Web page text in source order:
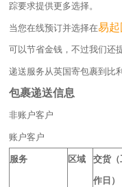
踪要求提供更多选择。
当您在线预订并选择在易起
可以节省金钱，不过我们还
递送服务从英国寄包裹到比
包裹递送信息
非账户客户
账户客户
服务 区域 交货（
作日）